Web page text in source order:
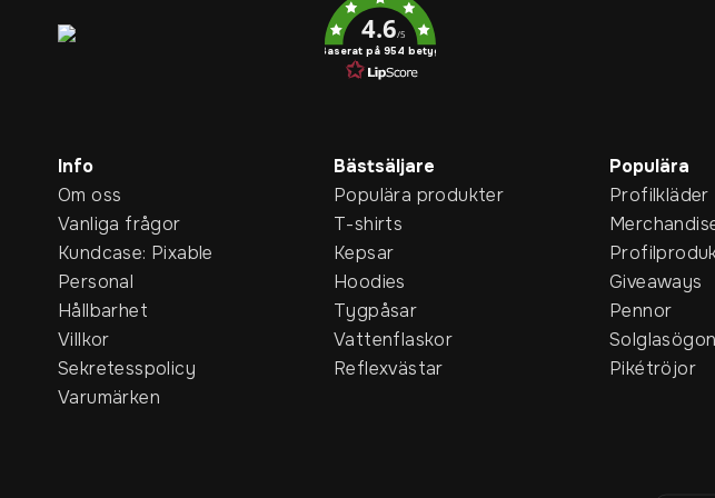
4.6/5
Baserat på 954 betyg
Info
Om oss
Vanliga frågor
Kundcase: Pixable
Personal
Hållbarhet
Villkor
Sekretesspolicy
Varumärken
Bästsäljare
Populära produkter
T-shirts
Kepsar
Hoodies
Tygpåsar
Vattenflaskor
Reflexvästar
Populära
Profilkläder
Giveaways
Pennor
Solglasögon
Pikétröjor